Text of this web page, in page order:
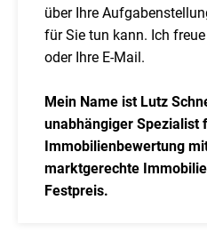
über Ihre
für Sie tun kann. Ich
oder Ihre E-Mail.
Mein Name ist Lutz
unabhängiger Spezialist
Immobilienbewertung
marktgerechte
Festpreis.